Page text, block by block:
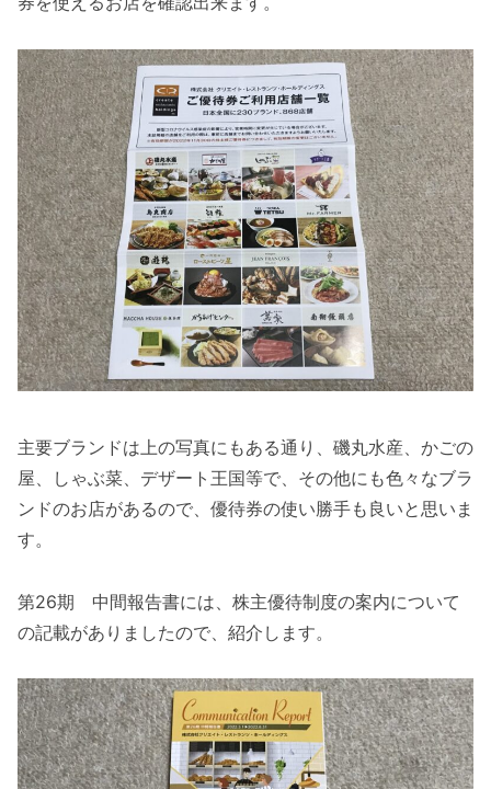
主要ブランドは上の写真にもある通り、磯丸水産、かごの
屋、しゃぶ菜、デザート王国等で、その他にも色々なブラ
ンドのお店があるので、優待券の使い勝手も良いと思いま
す。
第26期 中間報告書には、株主優待制度の案内について
の記載がありましたので、紹介します。